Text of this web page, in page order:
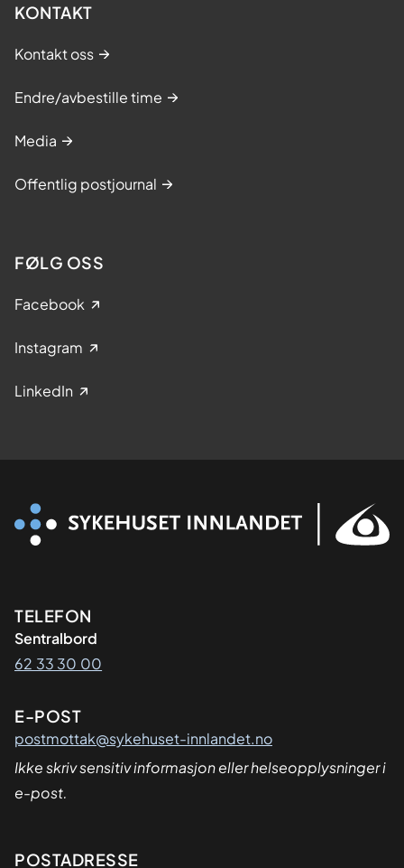
KONTAKT
Kontakt oss
Endre/avbestille time
Media
Offentlig postjournal
FØLG OSS
Facebook
Instagram
LinkedIn
Kontaktinformasjon
TELEFON
Sentralbord
62 33 30 00
E-POST
postmottak@sykehuset-innlandet.no
Ikke skriv sensitiv informasjon eller helseopplysninger i
e-post.
POSTADRESSE